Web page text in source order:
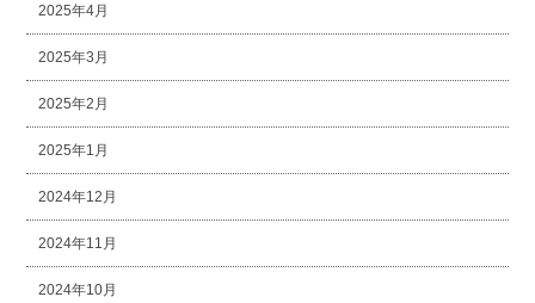
2025年4月
2025年3月
2025年2月
2025年1月
2024年12月
2024年11月
2024年10月